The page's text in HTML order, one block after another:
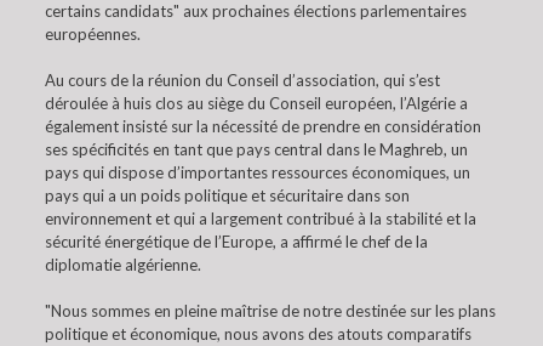
certains candidats" aux prochaines élections parlementaires
européennes.
Au cours de la réunion du Conseil d’association, qui s’est
déroulée à huis clos au siège du Conseil européen, l’Algérie a
également insisté sur la nécessité de prendre en considération
ses spécificités en tant que pays central dans le Maghreb, un
pays qui dispose d’importantes ressources économiques, un
pays qui a un poids politique et sécuritaire dans son
environnement et qui a largement contribué à la stabilité et la
sécurité énergétique de l’Europe, a affirmé le chef de la
diplomatie algérienne.
"Nous sommes en pleine maîtrise de notre destinée sur les plans
politique et économique, nous avons des atouts comparatifs